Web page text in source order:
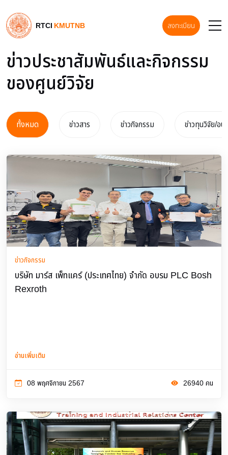
RTCI KMUTNB ลงทะเบียน
ข่าวประชาสัมพันธ์และกิจกรรม
ของศูนย์วิจัย
ทั้งหมด ข่าวสาร ข่าวกิจกรรม ข่าวทุนวิจัย/อบ
ข่าวกิจกรรม
บริษัท มาร์ส เพ็ทแคร์ (ประเทศไทย) จำกัด อบรม PLC Bosh
Rexroth
อ่านเพิ่มเติม
08 พฤศจิกายน 2567 26940 คน